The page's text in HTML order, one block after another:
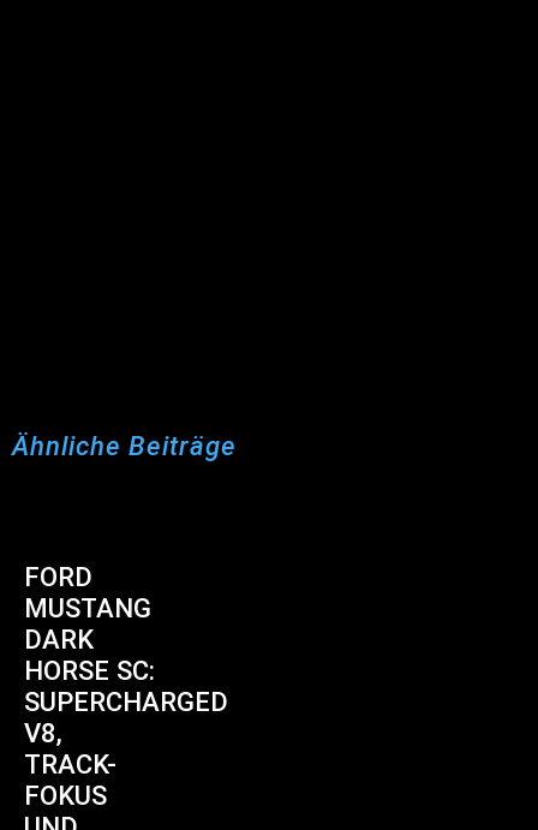
Ähnliche Beiträge
FORD
MUSTANG
DARK
HORSE SC:
SUPERCHARGED
V8,
TRACK-
FOKUS